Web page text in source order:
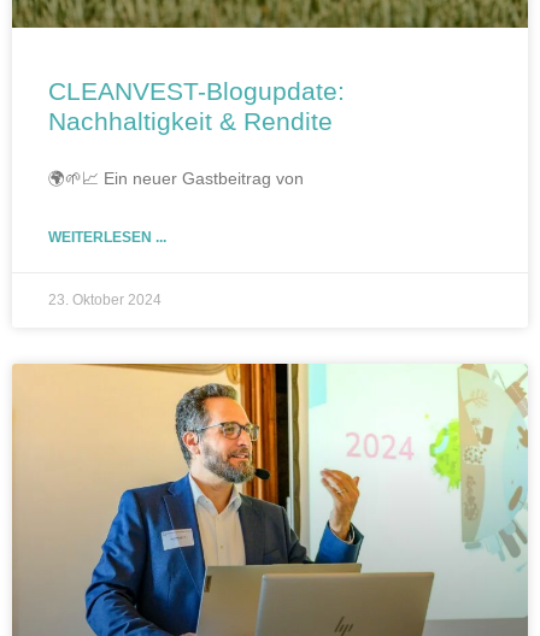
CLEANVEST-Blogupdate:
Nachhaltigkeit & Rendite
🌍🌱📈 Ein neuer Gastbeitrag von
WEITERLESEN ...
23. Oktober 2024